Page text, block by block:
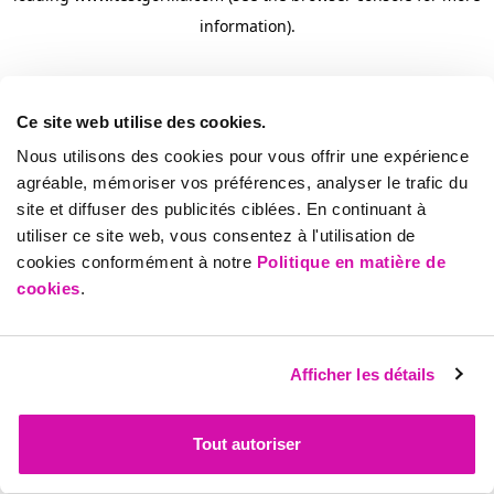
Ce site web utilise des cookies.
Nous utilisons des cookies pour vous offrir une expérience
agréable, mémoriser vos préférences, analyser le trafic du
site et diffuser des publicités ciblées. En continuant à
utiliser ce site web, vous consentez à l'utilisation de
cookies conformément à notre Politique en matière de
cookies.
Afficher les détails
Tout autoriser
information).